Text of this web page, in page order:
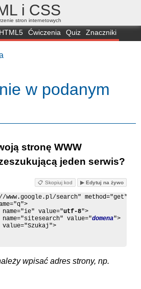
i CSS
stron internetowych
HTML5 Ćwiczenia Quiz
Znaczniki
w podanym
stronę WWW
jeden serwis?
📋 Skopiuj kod ▶ Edytuj na żywo
search" method="get">
value="utf-8">
value="domena">
wpisać adres strony, np.